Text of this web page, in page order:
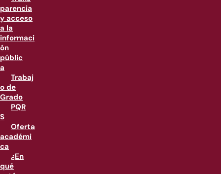
parencia
y acceso
a la
informaci
ón
públic
a
Trabaj
o de
Grado
PQR
S
Oferta
académi
ca
¿En
qué